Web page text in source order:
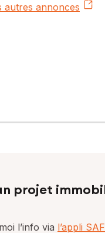
autres annonces
projet
l’info via l’appli